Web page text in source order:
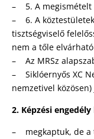
– 5. A megismételt
– 6. A köztestületek
tisztségviselő
nem a tőle
– Az MRSz
– Siklóernyős XC
nemzetivel
2. Képzési
– megkaptuk, de a